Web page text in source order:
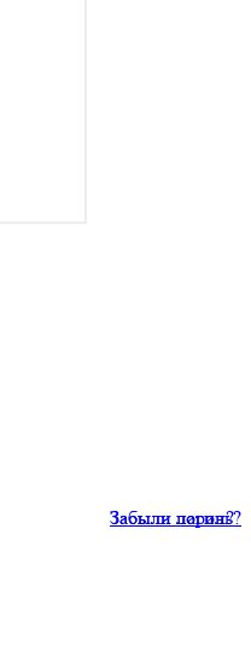
Забыли пароль?
Забыли логин?